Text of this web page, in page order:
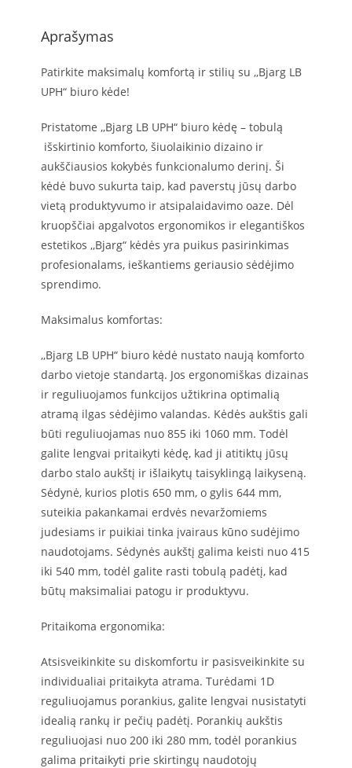
Aprašymas
Patirkite maksimalų komfortą ir stilių su ,,Bjarg LB
UPH“ biuro kėde!
Pristatome ,,Bjarg LB UPH“ biuro kėdę – tobulą
išskirtinio komforto, šiuolaikinio dizaino ir
aukščiausios kokybės funkcionalumo derinį. Ši
kėdė buvo sukurta taip, kad paverstų jūsų darbo
vietą produktyvumo ir atsipalaidavimo oaze. Dėl
kruopščiai apgalvotos ergonomikos ir elegantiškos
estetikos ,,Bjarg“ kėdės yra puikus pasirinkimas
profesionalams, ieškantiems geriausio sėdėjimo
sprendimo.
Maksimalus komfortas:
,,Bjarg LB UPH“ biuro kėdė nustato naują komforto
darbo vietoje standartą. Jos ergonomiškas dizainas
ir reguliuojamos funkcijos užtikrina optimalią
atramą ilgas sėdėjimo valandas. Kėdės aukštis gali
būti reguliuojamas nuo 855 iki 1060 mm. Todėl
galite lengvai pritaikyti kėdę, kad ji atitiktų jūsų
darbo stalo aukštį ir išlaikytų taisyklingą laikyseną.
Sėdynė, kurios plotis 650 mm, o gylis 644 mm,
suteikia pakankamai erdvės nevaržomiems
judesiams ir puikiai tinka įvairaus kūno sudėjimo
naudotojams. Sėdynės aukštį galima keisti nuo 415
iki 540 mm, todėl galite rasti tobulą padėtį, kad
būtų maksimaliai patogu ir produktyvu.
Pritaikoma ergonomika:
Atsisveikinkite su diskomfortu ir pasisveikinkite su
individualiai pritaikyta atrama. Turėdami 1D
reguliuojamus porankius, galite lengvai nusistatyti
idealią rankų ir pečių padėtį. Porankių aukštis
reguliuojasi nuo 200 iki 280 mm, todėl porankius
galima pritaikyti prie skirtingų naudotojų